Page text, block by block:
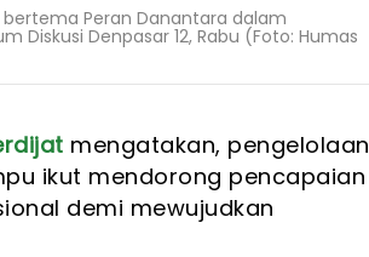
bertema Peran Danantara dalam
Diskusi Denpasar 12, Rabu (Foto: Humas
mengatakan, pengelolaan
ikut mendorong pencapaian
demi mewujudkan